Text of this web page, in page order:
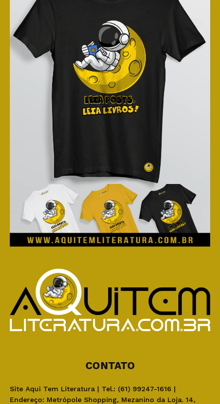
CONTATO
Site Aqui Tem Literatura | Tel.: (61) 99247-1616 |
Endereço: Metrópole Shopping, Mezanino da Loja. 14,